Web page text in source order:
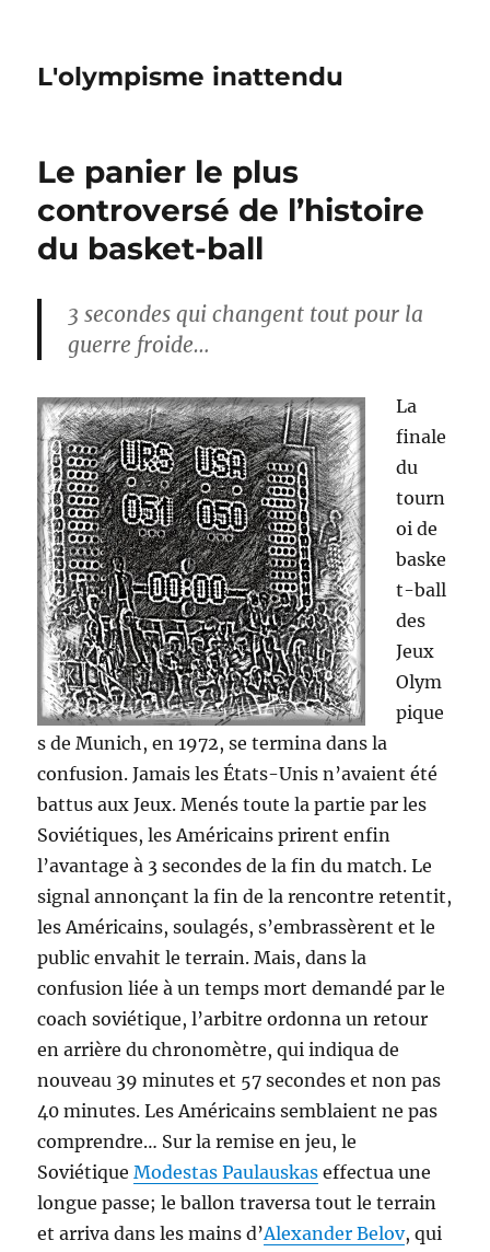
L'olympisme inattendu
Le panier le plus
controversé de l’histoire
du basket-ball
3 secondes qui changent tout pour la
guerre froide…
La
finale
du
tourn
oi de
baske
t-ball
des
Jeux
Olym
pique
s de Munich, en 1972, se termina dans la
confusion. Jamais les États-Unis n’avaient été
battus aux Jeux. Menés toute la partie par les
Soviétiques, les Américains prirent enfin
l’avantage à 3 secondes de la fin du match. Le
signal annonçant la fin de la rencontre retentit,
les Américains, soulagés, s’embrassèrent et le
public envahit le terrain. Mais, dans la
confusion liée à un temps mort demandé par le
coach soviétique, l’arbitre ordonna un retour
en arrière du chronomètre, qui indiqua de
nouveau 39 minutes et 57 secondes et non pas
40 minutes. Les Américains semblaient ne pas
comprendre… Sur la remise en jeu, le
SoviétiqueModestas Paulauskas effectua une
longue passe; le ballon traversa tout le terrain
et arriva dans les mains d’Alexander Belov, qui